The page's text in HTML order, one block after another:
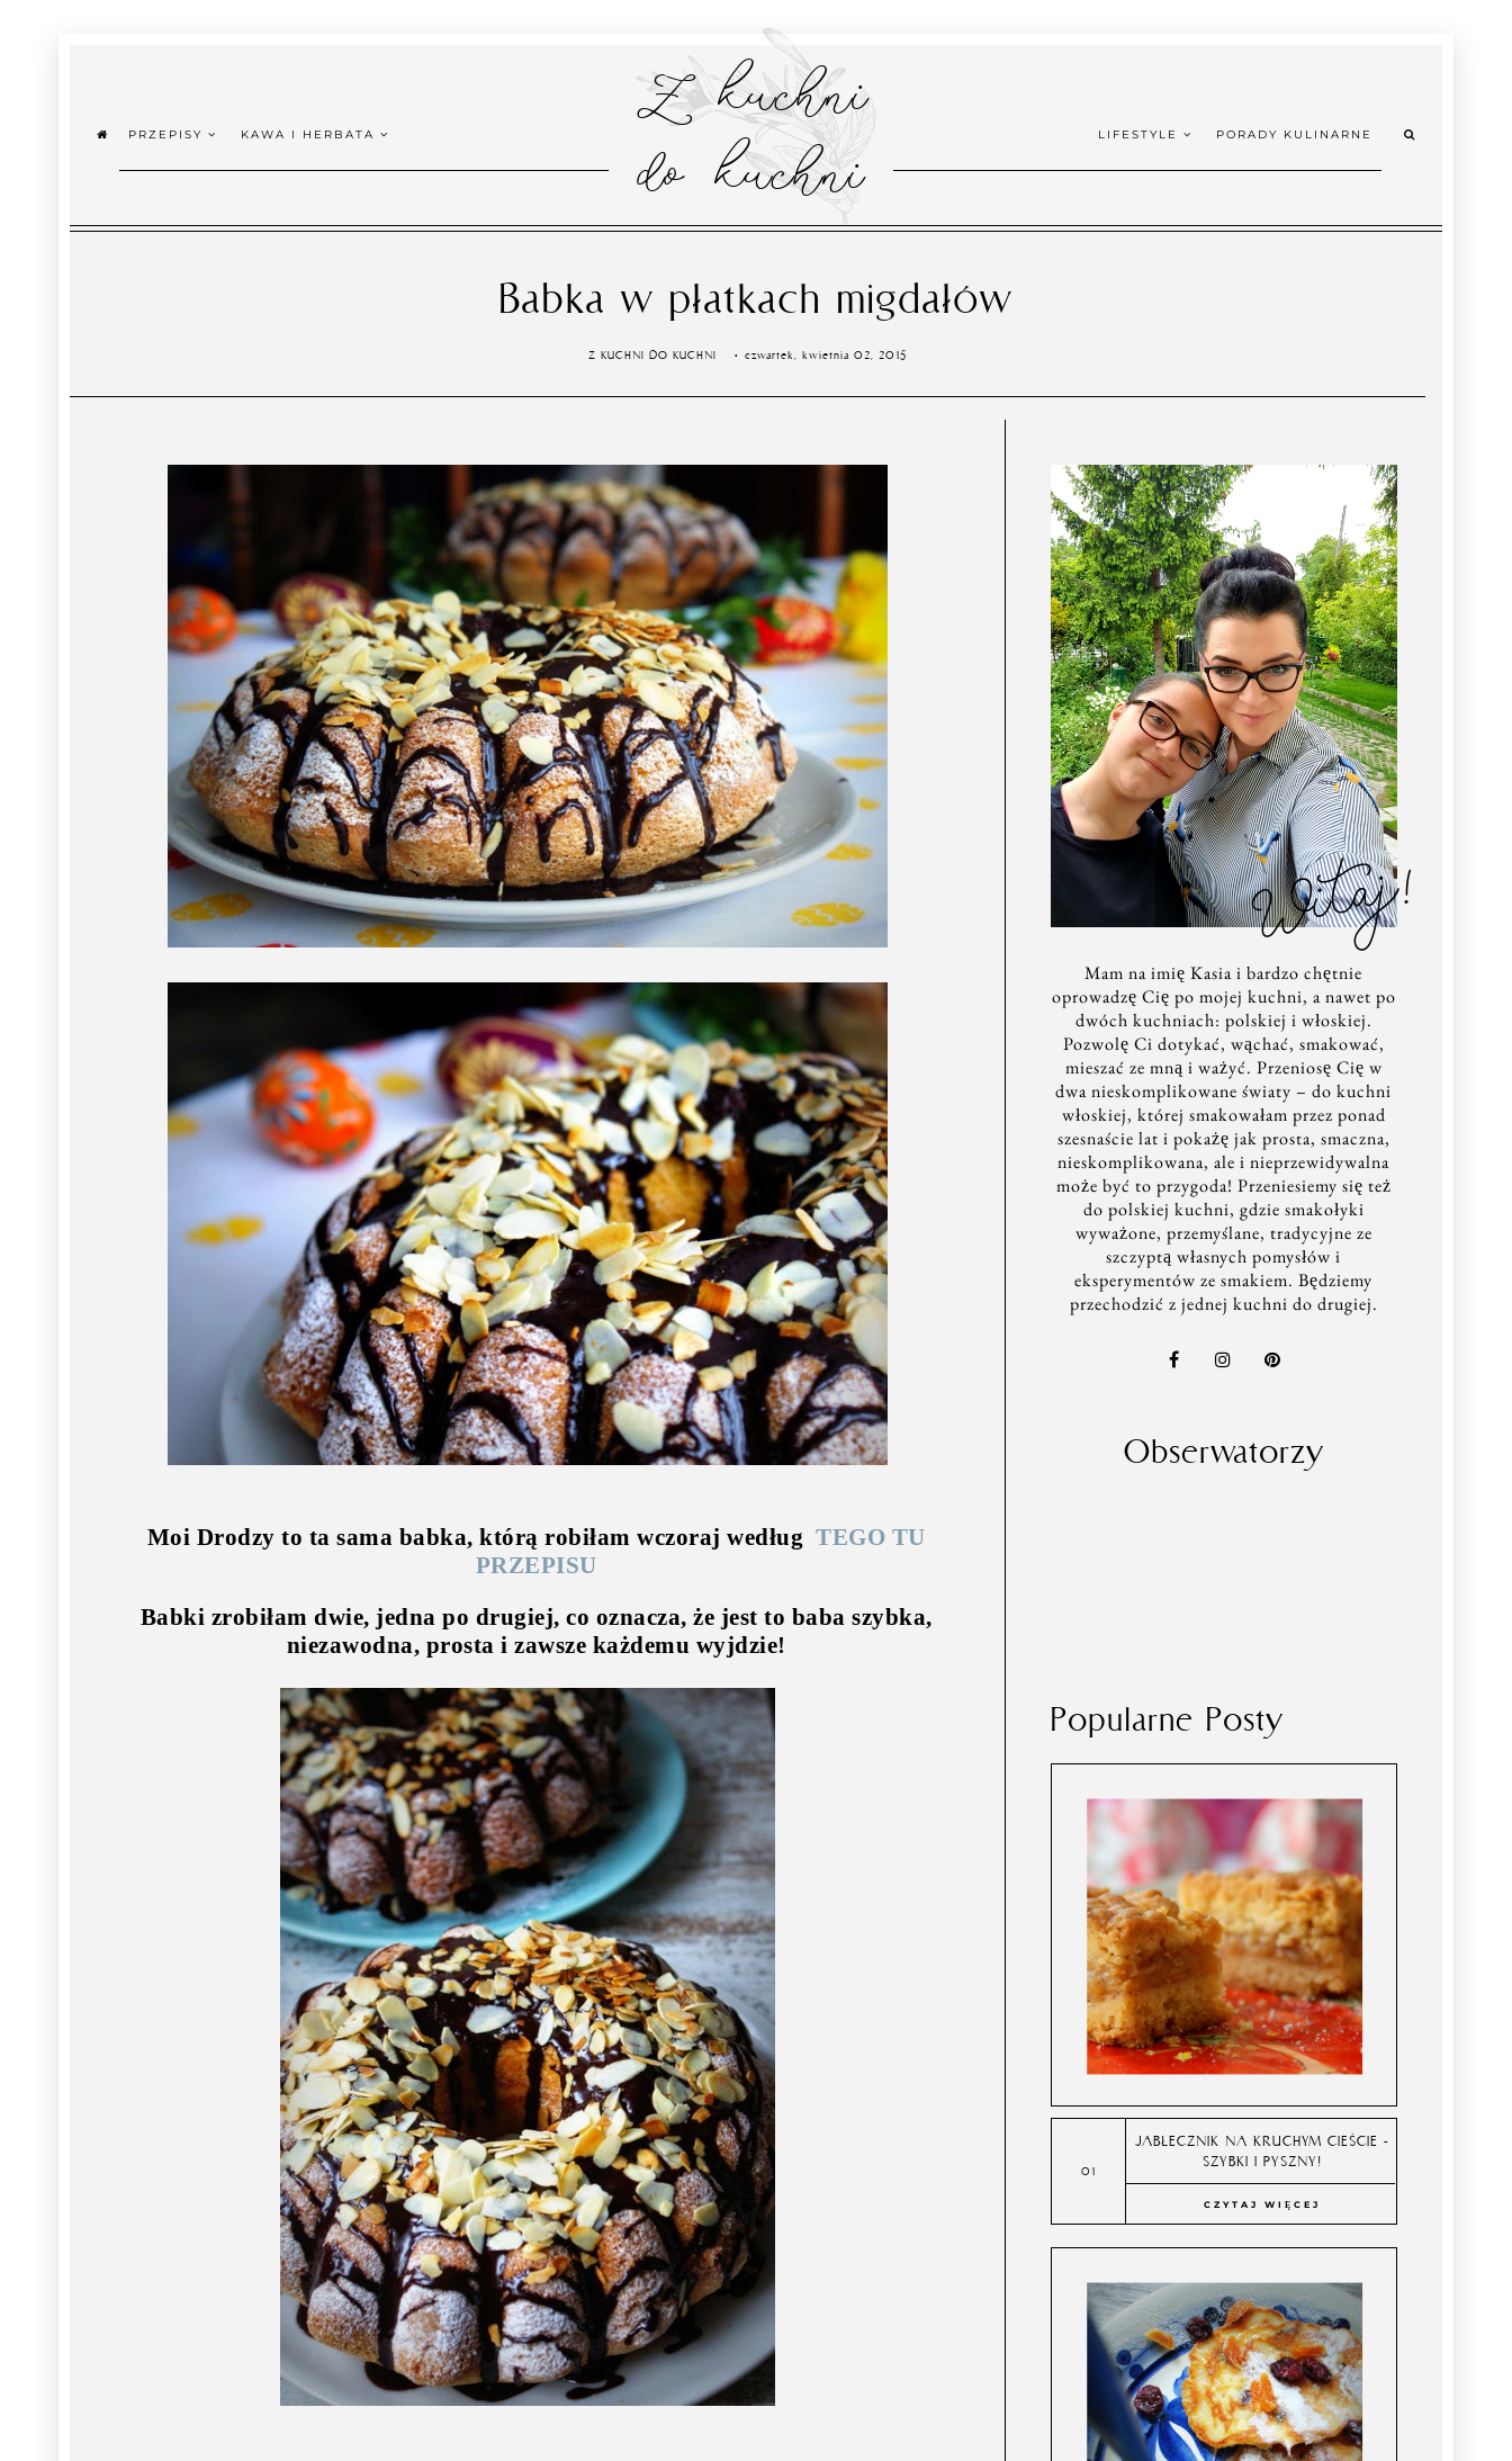
PRZEPISY KAWA I HERBATA
Z kuchni
do kuchni
LIFESTYLE PORADY KULINARNE
Babka w płatkach migdałów
Z KUCHNI DO KUCHNI czwartek, kwietnia 02, 2015
Moi Drodzy to ta sama babka, którą robiłam wczoraj wedługTEGO TU
PRZEPISU
Babki zrobiłam dwie, jedna po drugiej, co oznacza, że jest to baba szybka,
niezawodna, prosta i zawsze każdemu wyjdzie!
Witaj!
Mam na imię Kasia i bardzo chętnie
oprowadzę Cię po mojej kuchni, a nawet po
dwóch kuchniach: polskiej i włoskiej.
Pozwolę Ci dotykać, wąchać, smakować,
mieszać ze mną i ważyć. Przeniosę Cię w
dwa nieskomplikowane światy – do kuchni
włoskiej, której smakowałam przez ponad
szesnaście lat i pokażę jak prosta, smaczna,
nieskomplikowana, ale i nieprzewidywalna
może być to przygoda! Przeniesiemy się też
do polskiej kuchni, gdzie smakołyki
wyważone, przemyślane, tradycyjne ze
szczyptą własnych pomysłów i
eksperymentów ze smakiem. Będziemy
przechodzić z jednej kuchni do drugiej.
Obserwatorzy
Popularne Posty
JABŁECZNIK NA KRUCHYM CIEŚCIE -
SZYBKI I PYSZNY!
CZYTAJ WIĘCEJ